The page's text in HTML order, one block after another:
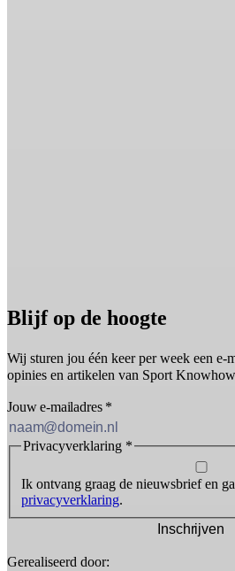
Blijf op de hoogte
Wij sturen jou één keer per week een
opinies en artikelen van Sport
Jouw e-mailadres *
Privacyverklaring *
Ik ontvang graag de nieuwsbrief en
privacyverklaring.
Inschrijven
Gerealiseerd door: